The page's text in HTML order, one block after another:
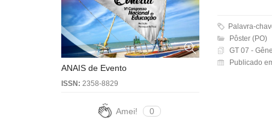
ANAIS de Evento
ISSN: 2358-8829
Amei! 0
Palavra-
Pôster (PO)
GT 07 -
Publicado